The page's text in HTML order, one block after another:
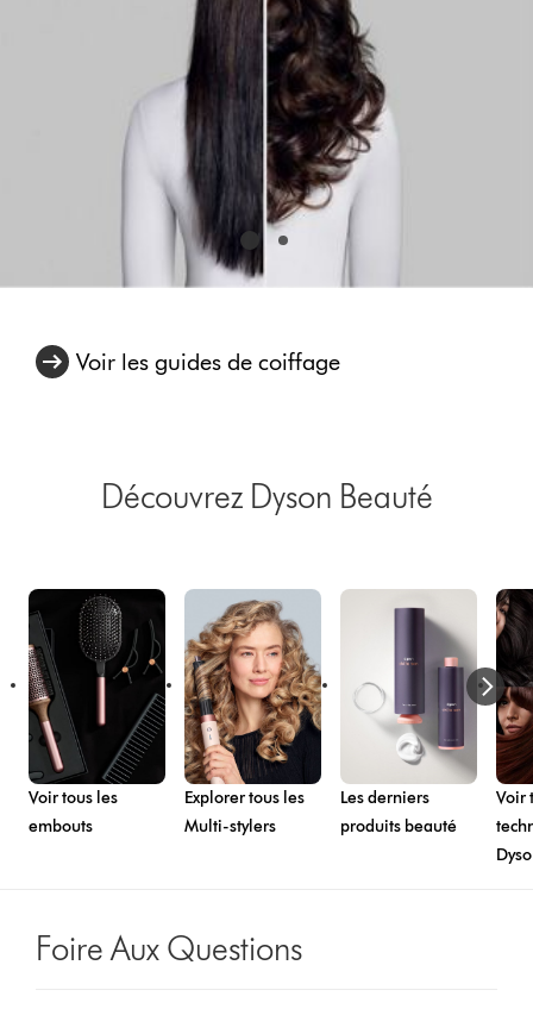
Voir les guides de coiffage
Découvrez Dyson Beauté
Voir tous les
embouts
Explorer tous les
Multi-stylers
Les derniers
produits beauté
Voir
Foire Aux Questions